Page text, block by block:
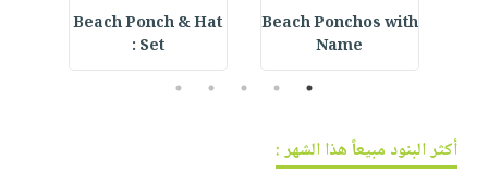
Beach Ponchos with
Name
Beach Ponch & Hat
Set :
1
2
3
4
5
أكثر البنود مبيعاً هذا الشهر :